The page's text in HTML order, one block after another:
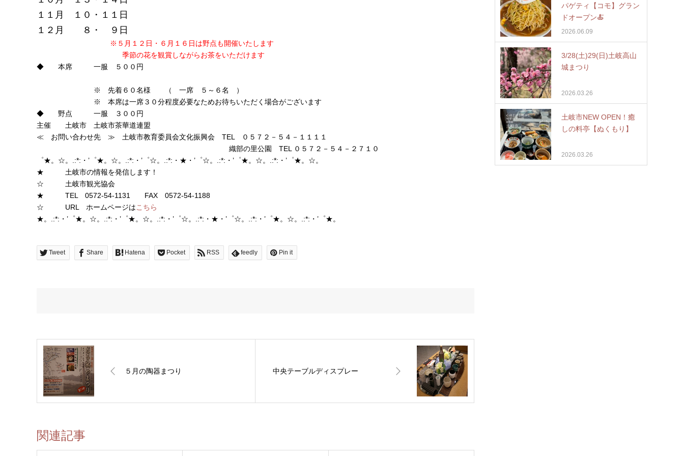
１１月 １０・１１日
１２月 ８・ ９日
※５月１２日・６月１６日は野点も開催いたします
季節の花を観賞しながらお茶をいただけます
◆ 本席 一服 ５００円
※ 先着６０名様 （ 一席 ５～６名 ）
※ 本席は一席３０分程度必要なためお待ちいただく場合がございます
◆ 野点 一服 ３００円
主催 土岐市 土岐市茶華道連盟
≪ お問い合わせ先 ≫ 土岐市教育委員会文化振興会 TEL ０５７２－５４－１１１１
織部の里公園 TEL ０５７２－５４－２７１０
゜★。☆。.:*:・’゜★。☆。.:*:・’゜☆。.:*:・★・’゜☆。.:*:・’゜★。☆。.:*:・’゜★。☆。
★ 土岐市の情報を発信します！
☆ 土岐市観光協会
★ TEL 0572-54-1131 FAX 0572-54-1188
☆ URL ホームページはこちら
★。.:*:・’゜★。☆。.:*:・’゜★。☆。.:*:・’゜☆。.:*:・★・’゜☆。.:*:・’゜★。☆。.:*:・’゜★。
Tweet Share Hatena Pocket RSS feedly Pin it
５月の陶器まつり 中央テーブルディスプレー
関連記事
パゲティ【コモ】グラン
ドオープン🍝
2026.06.09
3/28(土)29(日)土岐高山
城まつり
2026.03.26
土岐市NEW OPEN！癒
しの料亭【ぬくもり】
2026.03.26